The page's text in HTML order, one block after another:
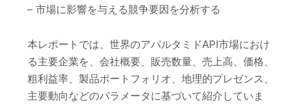
– 市場に影響を与える競争要因を分析する
本レポートでは、世界のアパルタミドAPI市場におけ
る主要企業を、会社概要、販売数量、売上高、価格、
粗利益率、製品ポートフォリオ、地理的プレゼンス、
主要動向などのパラメータに基づいて紹介していま